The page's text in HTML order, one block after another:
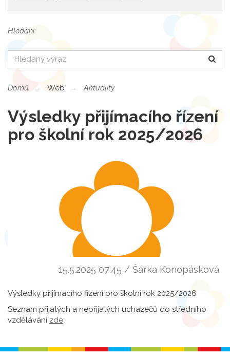
Hledání
Hledat
Domů Web Aktuality
Výsledky přijímacího řízení
pro školní rok 2025/2026
15.5.2025 07:45 / Šárka Konopásková
Výsledky přijímacího řízení pro školní rok 2025/2026
Seznam přijatých a nepřijatých uchazečů do středního
vzdělávání zde